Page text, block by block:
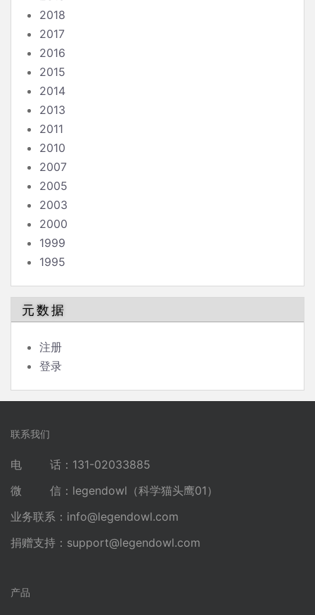
2018
2017
2016
2015
2014
2013
2011
2010
2007
2005
2003
2000
1999
1995
元数据
注册
登录
联系我们
电 话：131-02033885
微 信：legendowl（科学猫头鹰01）
业务联系： info@legendowl.com
捐赠支持： support@legendowl.com
产品